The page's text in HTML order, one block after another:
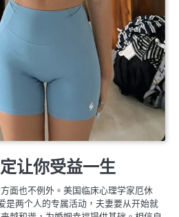
让你受益一生
面也不例外。美国临床心理学家厄休
是两个人的专属活动，夫妻要从开始就